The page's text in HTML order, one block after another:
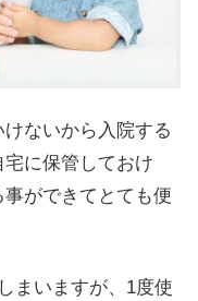
ないから入院する
に保管しておけ
ができてとても便
まいますが、1度使